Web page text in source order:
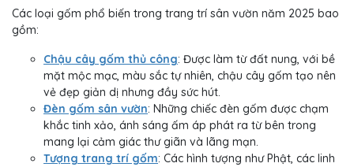
Các loại gốm phổ biến trong trang trí sân vườn năm 2025 bao
gồm:
Chậu cây gốm thủ công: Được làm từ đất nung, với bề
mặt mộc mạc, màu sắc tự nhiên, chậu cây gốm tạo nên
vẻ đẹp giản dị nhưng đầy sức hút.
Đèn gốm sân vườn: Những chiếc đèn gốm được chạm
khắc tinh xảo, ánh sáng ấm áp phát ra từ bên trong
mang lại cảm giác thư giãn và lãng mạn.
Tượng trang trí gốm: Các hình tượng như Phật, các linh